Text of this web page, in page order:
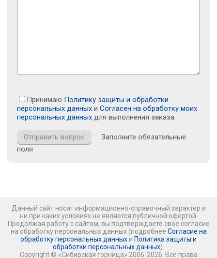
Принимаю Политику защиты и обработки
персональных данных и Согласен на обработку моих
персональных данных для выполнения заказа.
Заполните обязательные
поля
Данный сайт носит информационно-справочный характер и
ни при каких условиях не является публичной офертой.
Продолжая работу с сайтом, вы подтверждаете своё согласие
на обработку персональных данных (подробнее Согласие на
обработку персональных данных и Политика защиты и
обработки персональных данных).
Copyright © «Сибирская горница» 2006-2026. Все права